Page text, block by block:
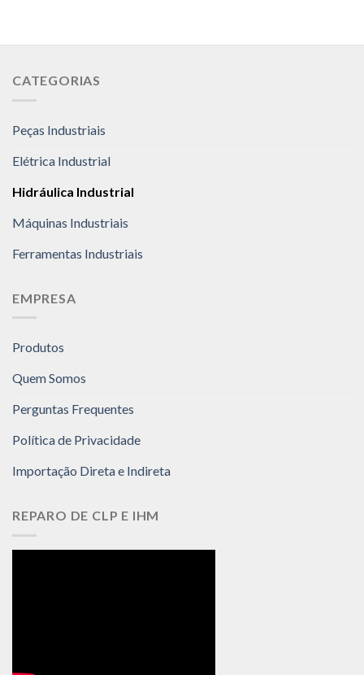
CATEGORIAS
Peças Industriais
Elétrica Industrial
Hidráulica Industrial
Máquinas Industriais
Ferramentas Industriais
EMPRESA
Produtos
Quem Somos
Perguntas Frequentes
Política de Privacidade
Importação Direta e Indireta
REPARO DE CLP E IHM